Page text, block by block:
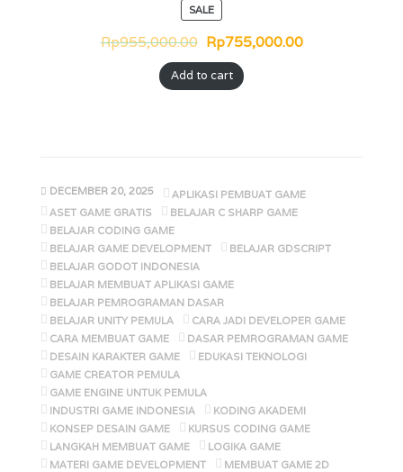
SALE
Rp955,000.00 Rp755,000.00
Add to cart
DECEMBER 20, 2025
APLIKASI PEMBUAT GAME
ASET GAME GRATIS
BELAJAR C SHARP GAME
BELAJAR CODING GAME
BELAJAR GAME DEVELOPMENT
BELAJAR GDSCRIPT
BELAJAR GODOT INDONESIA
BELAJAR MEMBUAT APLIKASI GAME
BELAJAR PEMROGRAMAN DASAR
BELAJAR UNITY PEMULA
CARA JADI DEVELOPER GAME
CARA MEMBUAT GAME
DASAR PEMROGRAMAN GAME
DESAIN KARAKTER GAME
EDUKASI TEKNOLOGI
GAME CREATOR PEMULA
GAME ENGINE UNTUK PEMULA
INDUSTRI GAME INDONESIA
KODING AKADEMI
KONSEP DESAIN GAME
KURSUS CODING GAME
LANGKAH MEMBUAT GAME
LOGIKA GAME
MATERI GAME DEVELOPMENT
MEMBUAT GAME 2D